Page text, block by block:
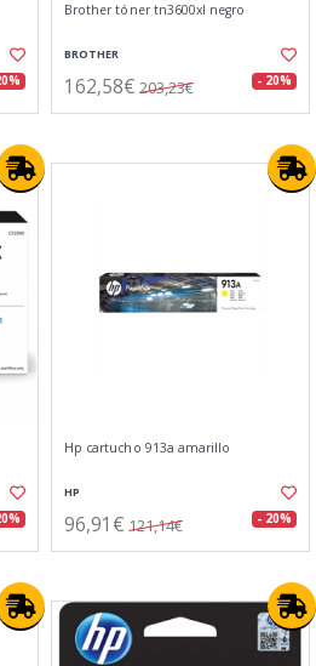
Brother tóner tn3600xl negro
BROTHER
162,58€ 203,23€ - 20%
Hp cartucho 913a amarillo
HP
96,91€ 121,14€ - 20%